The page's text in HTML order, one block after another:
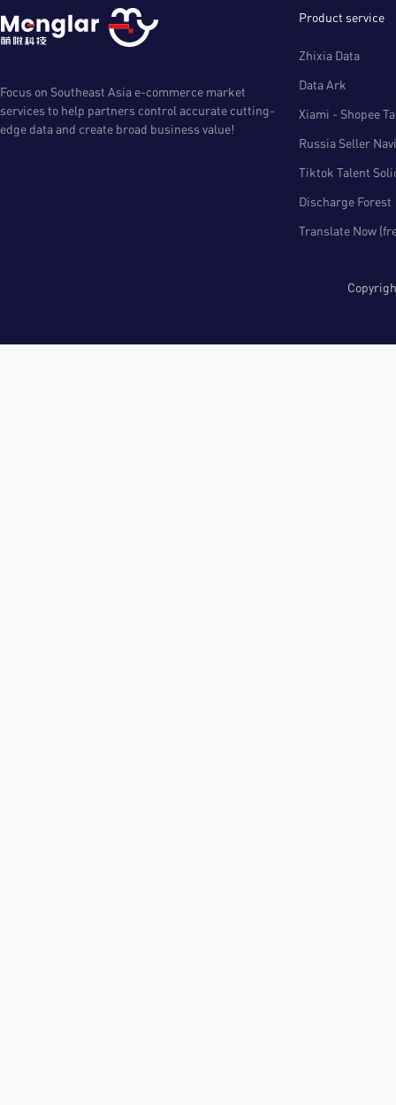
Focus on Southeast Asia e-commerce market
services to help partners control accurate cutting-
edge data and create broad business value!
Product service
Zhixia Data
Data Ark
Xiami - Shopee
Russia Seller
Tiktok Talent
Discharge Forest
Translate Now